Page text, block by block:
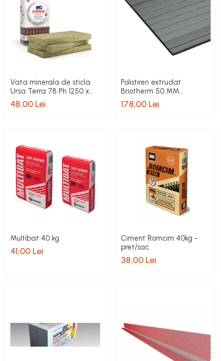
Vata minerala de sticla
Ursa Terra 78 Ph 1250 x
600 x 100 mm
48,00 Lei
Polistiren extrudat
Briotherm 50 MM
5,8mp/bax pret/bax
178,00 Lei
Multibat 40 kg
41,00 Lei
Ciment Romcim 40kg -
pret/sac
38,00 Lei